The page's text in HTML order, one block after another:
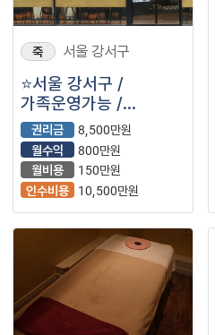
죽 서울 강서구
⭐서울 강서구 /
가족운영가능 /
월고정비용저렴 /
안정적인 수익 ＂
한솥도시락＂ 입니다.⭐
권리금
8,500만원
월수익
800만원
월비용
150만원
인수비용
10,500만원